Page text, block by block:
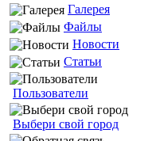
Галерея
Файлы
Новости
Статьи
Пользователи
Выбери свой город